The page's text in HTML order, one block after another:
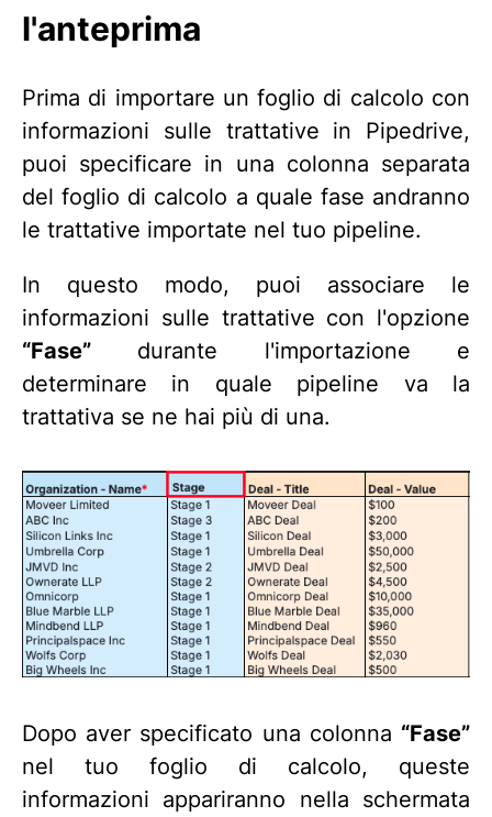
l'anteprima
Prima di importare un foglio di calcolo con
informazioni sulle trattative in Pipedrive,
puoi specificare in una colonna separata
del foglio di calcolo a quale fase andranno
le trattative importate nel tuo pipeline.
In questo modo, puoi associare le
informazioni sulle trattative con l'opzione
“Fase” durante l'importazione e
determinare in quale pipeline va la
trattativa se ne hai più di una.
Dopo aver specificato una colonna “Fase”
nel tuo foglio di calcolo, queste
informazioni appariranno nella schermata